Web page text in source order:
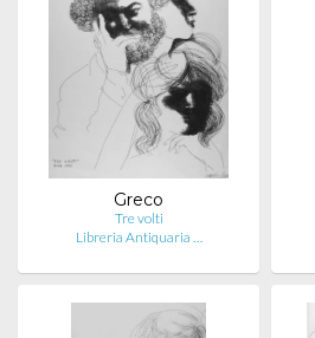
Greco
Tre volti
Libreria Antiquaria …